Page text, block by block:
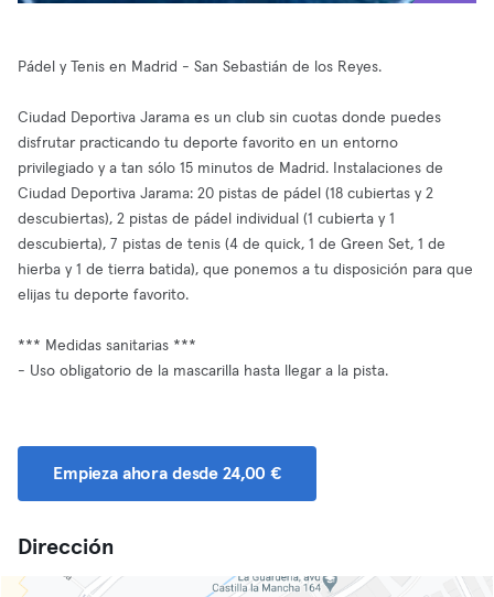
Pádel y Tenis en Madrid - San Sebastián de los Reyes.
Ciudad Deportiva Jarama es un club sin cuotas donde puedes
disfrutar practicando tu deporte favorito en un entorno
privilegiado y a tan sólo 15 minutos de Madrid. Instalaciones de
Ciudad Deportiva Jarama: 20 pistas de pádel (18 cubiertas y 2
descubiertas), 2 pistas de pádel individual (1 cubierta y 1
descubierta), 7 pistas de tenis (4 de quick, 1 de Green Set, 1 de
hierba y 1 de tierra batida), que ponemos a tu disposición para que
elijas tu deporte favorito.
*** Medidas sanitarias ***
- Uso obligatorio de la mascarilla hasta llegar a la pista.
Empieza ahora desde 24,00 €
Dirección